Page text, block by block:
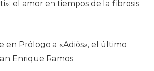
el amor en tiempos de la fibrosis
en Prólogo a «Adiós», el último
Enrique Ramos